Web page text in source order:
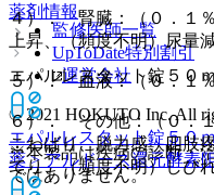
薬剤情報
エパルレスタット錠５０
エパルレスタット錠５０
薬 > アルドース還元酵素
４）． 腎臓：（０．１
上昇、（頻度不明）尿量
５）． 血液：（０．１
６）． その他：（０．１
こわばり、脱力感、四肢
てり、（頻度不明）しび
監修医師一覧
UpToDate特別割引
運営会社
© 2021 HOKUTO Inc. All
※本製品は疾病の診断・
ではありません。